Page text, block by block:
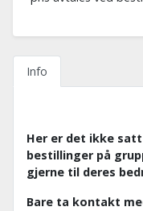
Info
Her er det ikke
bestillinger på
gjerne til deres
Bare ta kontakt